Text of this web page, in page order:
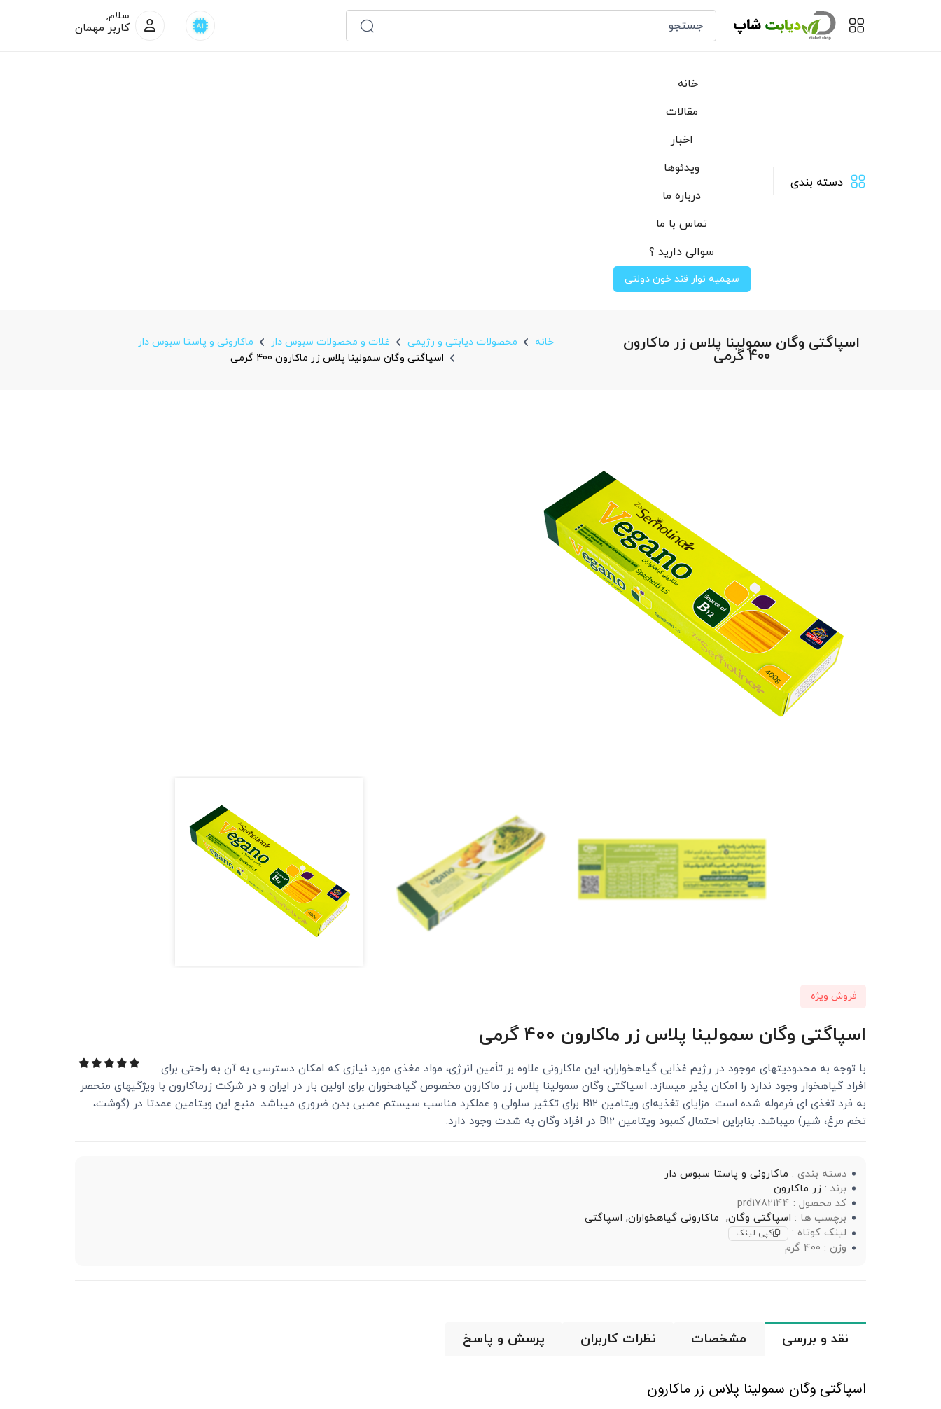
سلام,
کاربر مهمان
دسته بندی
خانه
مقالات
اخبار
ویدئوها
درباره ما
تماس با ما
سوالی دارید ؟
سهمیه نوار قند خون دولتی
اسپاگتی وگان سمولینا پلاس زر ماکارون
400 گرمی
خانه محصولات دیابتی و رژیمی غلات و محصولات سبوس دار
ماکارونی و پاستا سبوس دار
اسپاگتی وگان سمولینا پلاس زر ماکارون 400 گرمی
فروش ویژه
اسپاگتی وگان سمولینا پلاس زر ماکارون 400 گرمی
با توجه به محدودیت‏های موجود در رژیم غذایی گیاهخواران، این ماکارونی علاوه بر تأمین انرژی، مواد مغذی مورد نیازی که امکان دسترسی به آن به راحتی برای
افراد گیاهخوار وجود ندارد را امکان پذیر می‏سازد. اسپاگتی وگان سمولینا پلاس زر ماکارون مخصوص گیاهخوران برای اولین بار در ایران و در شرکت زرماکارون با ویژگی‏های منحصر
به فرد تغذی ای فرموله شده است. مزایای تغذیه‌‏ای ویتامین B12 برای تکثیر سلولی و عملکرد مناسب سیستم عصبی بدن ضروری می‏باشد. منبع این ویتامین عمدتا در (گوشت،
تخم مرغ، شیر) می‏باشد. بنابراین احتمال کمبود ویتامین B12 در افراد وگان به شدت وجود دارد.
دسته بندی : ماکارونی و پاستا سبوس دار
برند : زر ماکارون
کد محصول : prd1782144
برچسب ها : اسپاگتی وگان, ماکارونی گیاهخواران, اسپاگتی
لینک کوتاه :
کپی لینک
وزن : 400 گرم
نقد و بررسی مشخصات نظرات کاربران پرسش و پاسخ
اسپاگتی وگان سمولینا پلاس زر ماکارون